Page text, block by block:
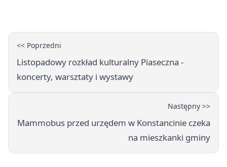
<< Poprzedni
Listopadowy rozkład kulturalny Piaseczna -
koncerty, warsztaty i wystawy
Następny >>
Mammobus przed urzędem w Konstancinie czeka
na mieszkanki gminy